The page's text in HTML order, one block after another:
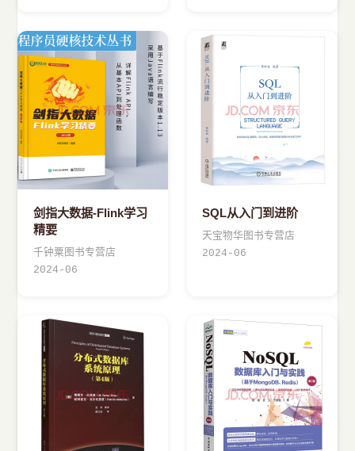
剑指大数据-Flink学习
精要
千钟粟图书专营店
2024-06
SQL从入门到进阶
天宝物华图书专营店
2024-06